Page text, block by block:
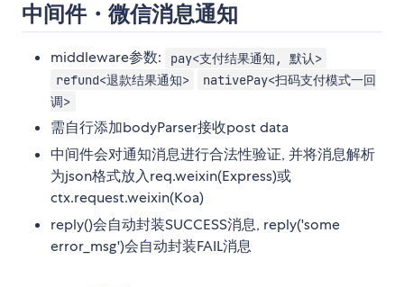
中间件・微信消息通知
middleware参数:
pay<支付结果通知, 默认>
refund<退款结果通知>
nativePay<扫码支付模式一回
调>
需自行添加bodyParser接收post data
中间件会对通知消息进行合法性验证, 并将消息解析
为json格式放入req.weixin(Express)或
ctx.request.weixin(Koa)
reply()会自动封装SUCCESS消息, reply('some
error_msg')会自动封装FAIL消息